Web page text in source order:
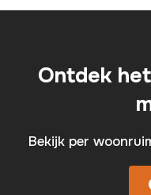
Ontdek
Bekijk per